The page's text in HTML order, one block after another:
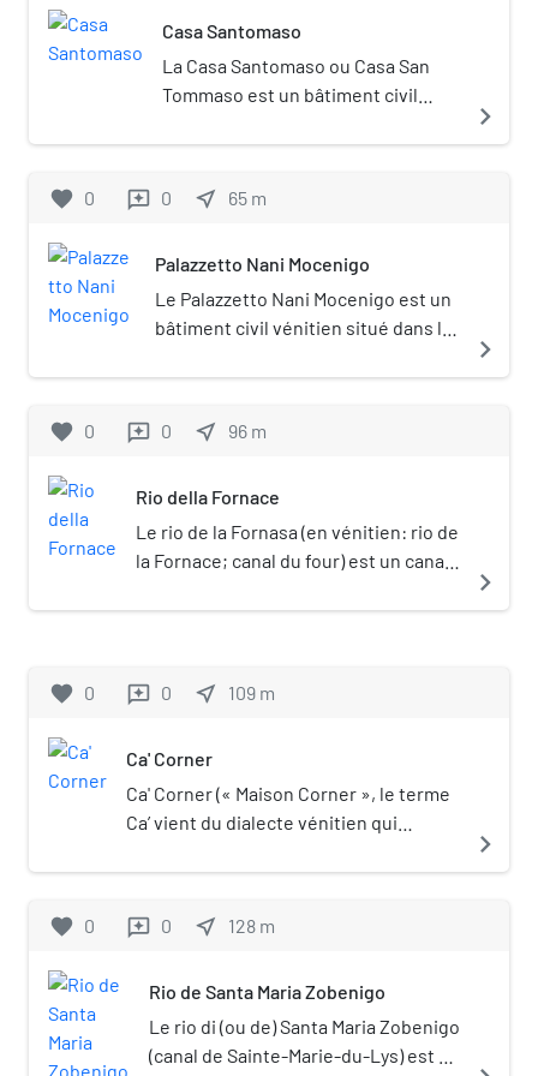
Casa Santomaso
La Casa Santomaso ou Casa San
Tommaso est un bâtiment civil
Dorsoduro et surplombant le Grand
Semitecolo Benzon et le Palazzetto
basilique Santa Maria della Salute.
navigate_next
favorite 0 reviews 0 near_me 65 m
Palazzetto Nani Mocenigo
Le Palazzetto Nani Mocenigo est un
bâtiment civil vénitien situé dans le
le Grand Canal entre la Casa
non loin de la basilique de Santa
navigate_next
favorite 0 reviews 0 near_me 96 m
Rio della Fornace
Le rio de la Fornasa (en vénitien: rio de
la Fornace; canal du four) est un canal
Dorsoduro. Il est aussi appelé rio di
navigate_next
favorite 0 reviews 0 near_me 109 m
Ca' Corner
Ca' Corner (« Maison Corner », le terme
Ca’ vient du dialecte vénitien qui
casa en italien) est un palais situé à
le Rio de San Polo, à l'angle du rio terà
navigate_next
favorite 0 reviews 0 near_me 128 m
Rio de Santa Maria Zobenigo
Le rio di (ou de) Santa Maria Zobenigo
(canal de Sainte-Marie-du-Lys) est un